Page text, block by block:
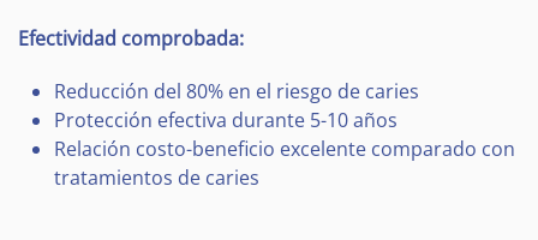
Efectividad comprobada:
Reducción del 80% en el riesgo de caries
Protección efectiva durante 5-10 años
Relación costo-beneficio excelente comparado con
tratamientos de caries